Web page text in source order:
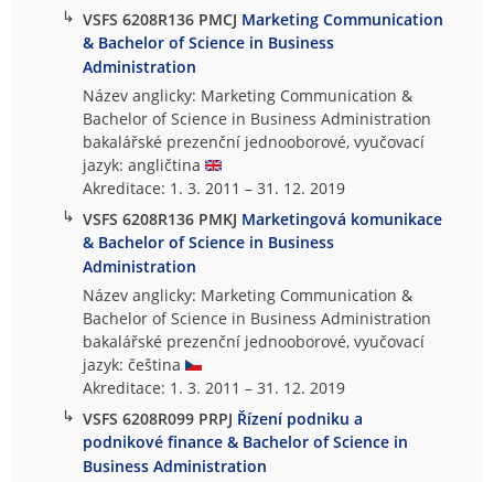
↳ VSFS 6208R136 PMCJ Marketing Communication
& Bachelor of Science in Business
Administration
Název anglicky: Marketing Communication &
Bachelor of Science in Business Administration
bakalářské prezenční jednooborové, vyučovací
jazyk: angličtina
Akreditace: 1. 3. 2011 – 31. 12. 2019
↳ VSFS 6208R136 PMKJ Marketingová komunikace
& Bachelor of Science in Business
Administration
Název anglicky: Marketing Communication &
Bachelor of Science in Business Administration
bakalářské prezenční jednooborové, vyučovací
jazyk: čeština
Akreditace: 1. 3. 2011 – 31. 12. 2019
↳ VSFS 6208R099 PRPJ Řízení podniku a
podnikové finance & Bachelor of Science in
Business Administration